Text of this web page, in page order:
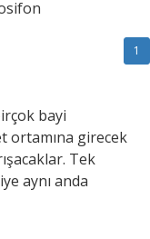
1
bayi
ortamına girecek
Tek
aynı anda